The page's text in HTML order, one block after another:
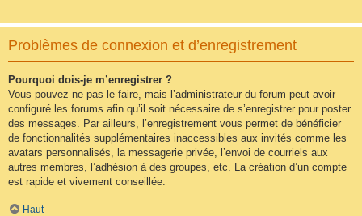
Problèmes de connexion et d’enregistrement
Pourquoi dois-je m’enregistrer ?
Vous pouvez ne pas le faire, mais l’administrateur du forum peut avoir
configuré les forums afin qu’il soit nécessaire de s’enregistrer pour poster
des messages. Par ailleurs, l’enregistrement vous permet de bénéficier
de fonctionnalités supplémentaires inaccessibles aux invités comme les
avatars personnalisés, la messagerie privée, l’envoi de courriels aux
autres membres, l’adhésion à des groupes, etc. La création d’un compte
est rapide et vivement conseillée.
Haut